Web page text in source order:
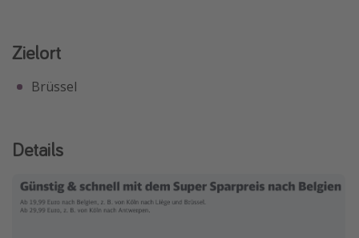
Zielort
Brüssel
Details